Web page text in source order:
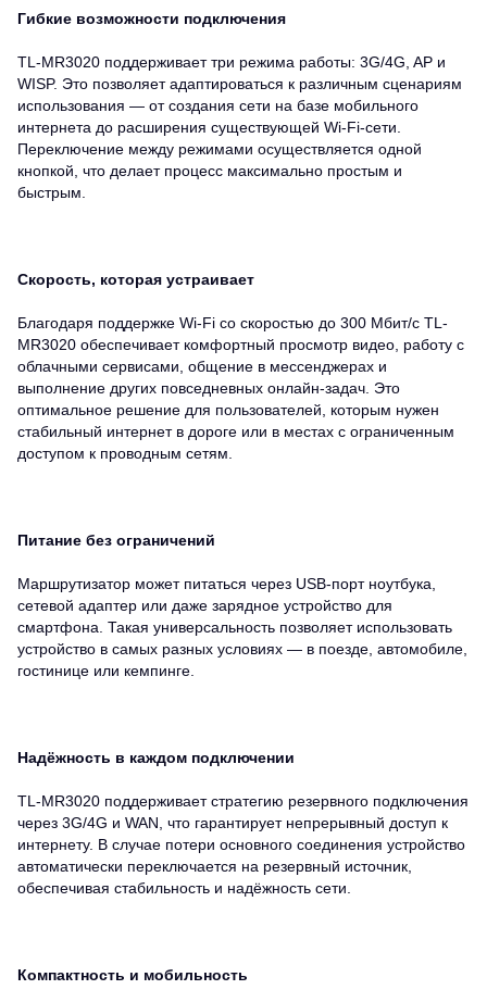
Гибкие возможности подключения
TL-MR3020 поддерживает три режима работы: 3G/4G, AP и
WISP. Это позволяет адаптироваться к различным сценариям
использования — от создания сети на базе мобильного
интернета до расширения существующей Wi-Fi-сети.
Переключение между режимами осуществляется одной
кнопкой, что делает процесс максимально простым и
быстрым.
Скорость, которая устраивает
Благодаря поддержке Wi-Fi со скоростью до 300 Мбит/с TL-
MR3020 обеспечивает комфортный просмотр видео, работу с
облачными сервисами, общение в мессенджерах и
выполнение других повседневных онлайн-задач. Это
оптимальное решение для пользователей, которым нужен
стабильный интернет в дороге или в местах с ограниченным
доступом к проводным сетям.
Питание без ограничений
Маршрутизатор может питаться через USB-порт ноутбука,
сетевой адаптер или даже зарядное устройство для
смартфона. Такая универсальность позволяет использовать
устройство в самых разных условиях — в поезде, автомобиле,
гостинице или кемпинге.
Надёжность в каждом подключении
TL-MR3020 поддерживает стратегию резервного подключения
через 3G/4G и WAN, что гарантирует непрерывный доступ к
интернету. В случае потери основного соединения устройство
автоматически переключается на резервный источник,
обеспечивая стабильность и надёжность сети.
Компактность и мобильность